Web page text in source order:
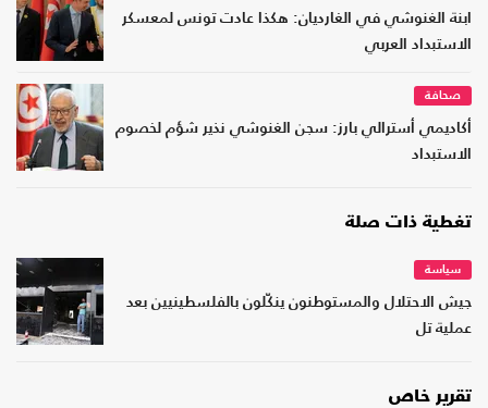
ابنة الغنوشي في الغارديان: هكذا عادت تونس لمعسكر
الاستبداد العربي
صحافة
أكاديمي أسترالي بارز: سجن الغنوشي نذير شؤم لخصوم
الاستبداد
تغطية ذات صلة
سياسة
جيش الاحتلال والمستوطنون ينكّلون بالفلسطينيين بعد
عملية تل
تقرير خاص